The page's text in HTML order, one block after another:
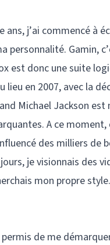
j’ai commencé à
personnalité. Gamin,
est donc une suite
lieu en 2007, avec la
Michael Jackson est
A ce
des milliers de
je visionnais des
mon propre
de me